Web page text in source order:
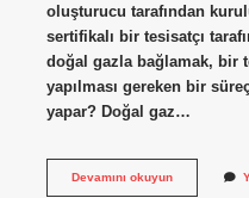
oluşturucu tarafından
sertifikalı bir tesisatçı
doğal gazla bağlamak, bir
yapılması gereken bir
yapar? Doğal gaz…
Devamını okuyunKombi